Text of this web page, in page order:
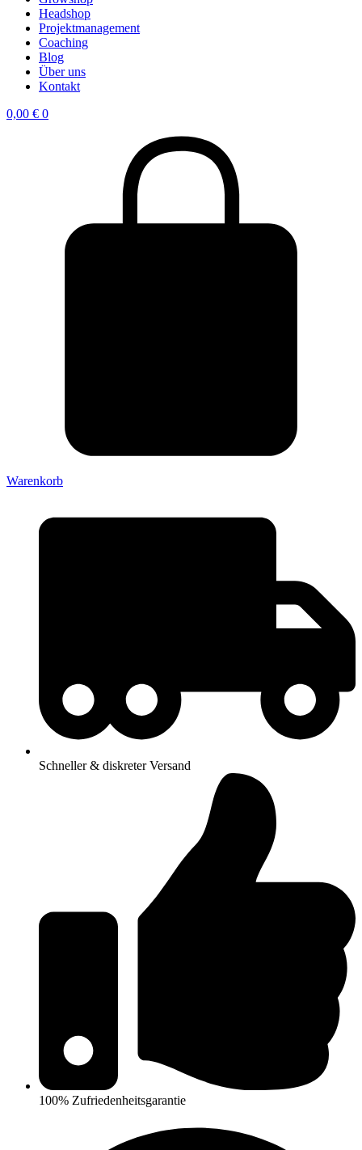
Headshop
Projektmanagement
Coaching
Blog
Über uns
Kontakt
0,00 € 0
Warenkorb
Schneller & diskreter Versand
100% Zufriedenheitsgarantie